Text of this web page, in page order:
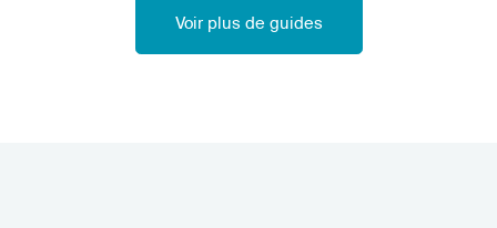
Voir plus de guides